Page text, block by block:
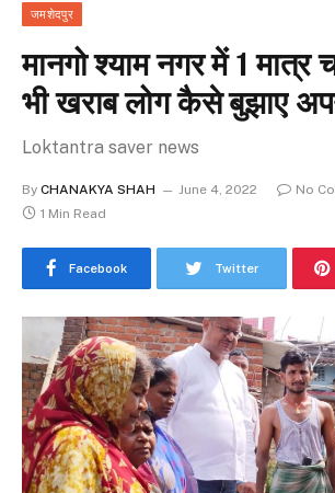
जमशेदपुर
मानगो श्याम नगर में 1 मात्र
भी खराब लोग कैसे बुझाए
Loktantra saver news
By CHANAKYA SHAH June 4, 2022
No
1 Min Read
Facebook Twitter